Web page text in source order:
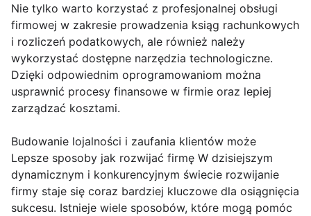
Nie tylko warto korzystać z profesjonalnej obsługi
firmowej w zakresie prowadzenia ksiąg rachunkowych
i rozliczeń podatkowych, ale również należy
wykorzystać dostępne narzędzia technologiczne.
Dzięki odpowiednim oprogramowaniom można
usprawnić procesy finansowe w firmie oraz lepiej
zarządzać kosztami.
Budowanie lojalności i zaufania klientów może
Lepsze sposoby jak rozwijać firmę W dzisiejszym
dynamicznym i konkurencyjnym świecie rozwijanie
firmy staje się coraz bardziej kluczowe dla osiągnięcia
sukcesu. Istnieje wiele sposobów, które mogą pomóc